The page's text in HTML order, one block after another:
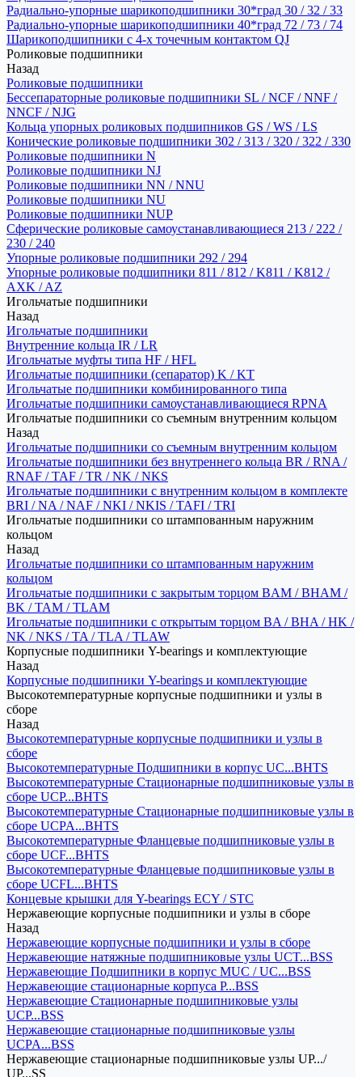
Радиально-упорные шарикоподшипники 30*град 30 / 32 / 33
Радиально-упорные шарикоподшипники 40*град 72 / 73 / 74
Шарикоподшипники с 4-х точечным контактом QJ
Роликовые подшипники
Назад
Роликовые подшипники
Бессепараторные роликовые подшипники SL / NCF / NNF /
NNCF / NJG
Кольца упорных роликовых подшипников GS / WS / LS
Конические роликовые подшипники 302 / 313 / 320 / 322 / 330
Роликовые подшипники N
Роликовые подшипники NJ
Роликовые подшипники NN / NNU
Роликовые подшипники NU
Роликовые подшипники NUP
Сферические роликовые самоустанавливающиеся 213 / 222 /
230 / 240
Упорные роликовые подшипники 292 / 294
Упорные роликовые подшипники 811 / 812 / K811 / K812 /
AXK / AZ
Игольчатые подшипники
Назад
Игольчатые подшипники
Внутренние кольца IR / LR
Игольчатые муфты типа HF / HFL
Игольчатые подшипники (сепаратор) K / KT
Игольчатые подшипники комбинированного типа
Игольчатые подшипники самоустанавливающиеся RPNA
Игольчатые подшипники со съемным внутренним кольцом
Назад
Игольчатые подшипники со съемным внутренним кольцом
Игольчатые подшипники без внутреннего кольца BR / RNA /
RNAF / TAF / TR / NK / NKS
Игольчатые подшипники с внутренним кольцом в комплекте
BRI / NA / NAF / NKI / NKIS / TAFI / TRI
Игольчатые подшипники со штампованным наружним
кольцом
Назад
Игольчатые подшипники со штампованным наружним
кольцом
Игольчатые подшипники с закрытым торцом BAM / BHAM /
BK / TAM / TLAM
Игольчатые подшипники с открытым торцом BA / BHA / HK /
NK / NKS / TA / TLA / TLAW
Корпусные подшипники Y-bearings и комплектующие
Назад
Корпусные подшипники Y-bearings и комплектующие
Высокотемпературные корпусные подшипники и узлы в
сборе
Назад
Высокотемпературные корпусные подшипники и узлы в
сборе
Высокотемпературные Подшипники в корпус UC...BHTS
Высокотемпературные Стационарные подшипниковые узлы в
сборе UCP...BHTS
Высокотемпературные Стационарные подшипниковые узлы в
сборе UCPA...BHTS
Высокотемпературные Фланцевые подшипниковые узлы в
сборе UCF...BHTS
Высокотемпературные Фланцевые подшипниковые узлы в
сборе UCFL...BHTS
Концевые крышки для Y-bearings ECY / STC
Нержавеющие корпусные подшипники и узлы в сборе
Назад
Нержавеющие корпусные подшипники и узлы в сборе
Нержавеющие натяжные подшипниковые узлы UCT...BSS
Нержавеющие Подшипники в корпус MUC / UC...BSS
Нержавеющие стационарные корпуса P...BSS
Нержавеющие Стационарные подшипниковые узлы
UCP...BSS
Нержавеющие стационарные подшипниковые узлы
UCPA...BSS
Нержавеющие стационарные подшипниковые узлы UP.../
UP...SS